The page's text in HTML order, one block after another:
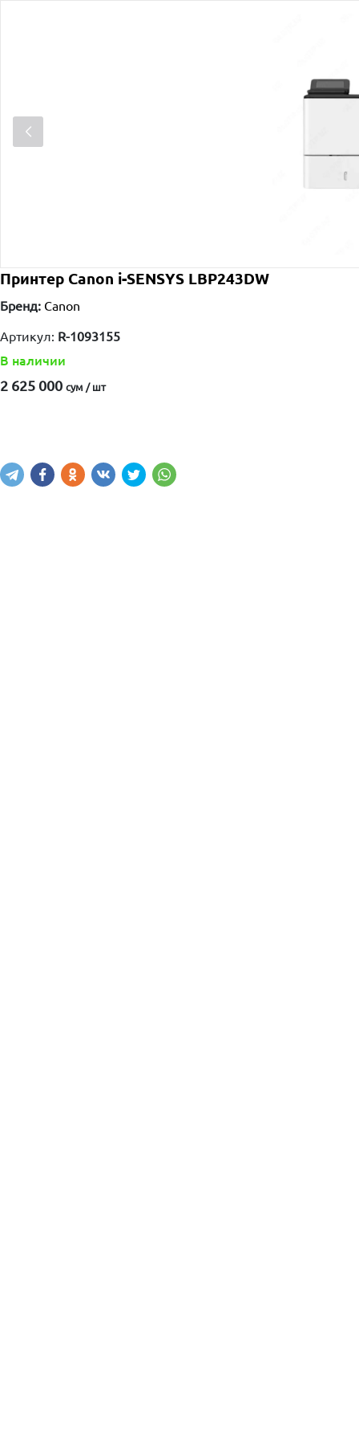
Принтер Canon i-SENSYS LBP243DW
Бренд: Canon
Артикул: R-1093155
В наличии
2 625 000 сум / шт